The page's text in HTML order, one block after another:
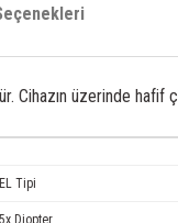
Cihazın üzerinde
EL Tipi